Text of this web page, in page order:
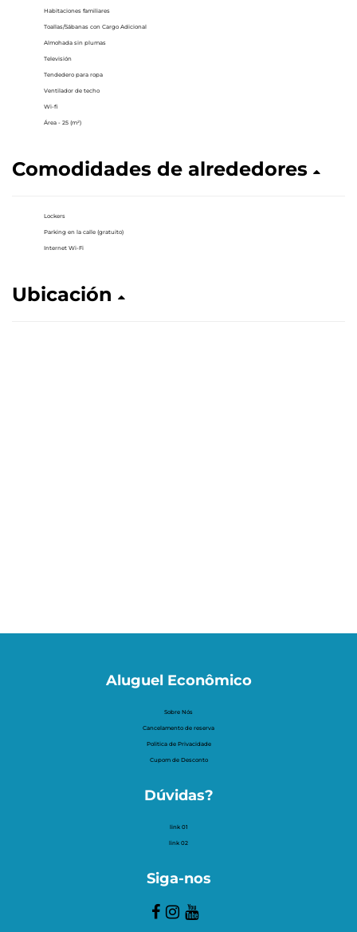
Habitaciones familiares
Toallas/Sábanas con Cargo Adicional
Almohada sin plumas
Televisión
Tendedero para ropa
Ventilador de techo
Wi-fi
Área - 25 (m²)
Comodidades de alrededores
Lockers
Parking en la calle (gratuito)
Internet Wi-Fi
Ubicación
Aluguel Econômico
Sobre Nós
Cancelamento de reserva
Politica de Privacidade
Cupom de Desconto
Dúvidas?
link 01
link 02
Siga-nos